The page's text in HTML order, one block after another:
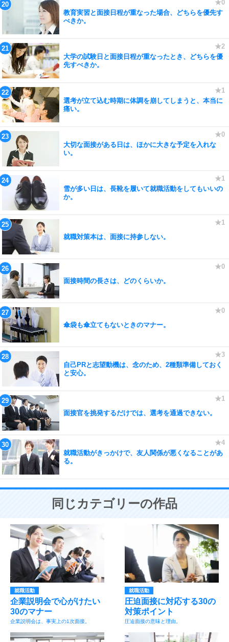
教育実習と面接日程が重なった場合、どちらを優先す
べきか。
大学の試験日と面接日程が重なったとき、どちらを優
先すべきか。
選考が立て込む時期に体調を崩してしまうと、本当に
痛い。
大切な面接がある日は、ほかに大きな予定を入れな
い。
雪が多い日は、長靴を履いて就職活動をしてもいいの
か。
就職対策本は、面接に持参しない。
面接時間の長さは、どのくらいか。
傘袋も傘立てもないときのマナー。
自己PRと志望動機は、念のため、2種類準備しておく
と安心。
面接官を挑発するだけでは、選考を通過できない。
就職活動がきっかけで、友人関係が悪くなることがあ
る。
同じカテゴリーの作品
就職活動
企業説明会で心がけたい
30のマナー
企業説明会は、事実上の1次面接。
就職活動
圧迫面接に対応する30の
対策ポイント
圧迫面接の意味と理由。